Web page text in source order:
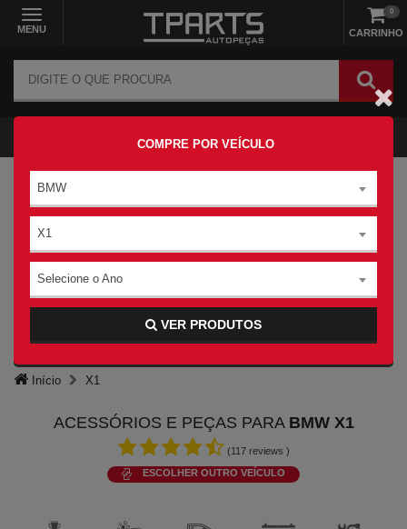
MENU CARRINHO
0
COMPRE POR VEÍCULO
BMW
X1
Selecione o Ano
VER PRODUTOS
Início X1
ACESSÓRIOS E PEÇAS PARA BMW X1
(117reviews )
ESCOLHER OUTRO VEÍCULO